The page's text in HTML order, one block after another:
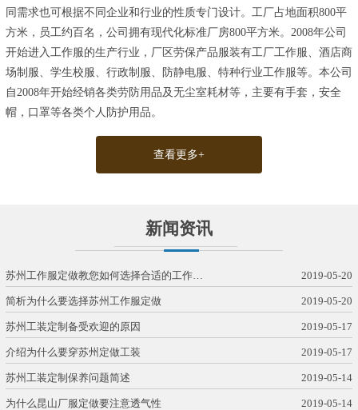
同需求也可根据不同企业和行业的性质专门设计。工厂占地面积800平
方米，员工约百名，公司拥有现代化标准厂房800平方米。2008年公司
开始进入工作服的生产行业，厂区劳保产品服装有工厂工作服、酒店商
场制服、学生校服、行政制服、防静电服、特种行业工作服等。本公司
自2008年开始经销各类劳防用品及无尘室耗材等，主要有手套，安全
帽，口罩等各类个人防护用品。
查看更多+
新闻资讯
苏州工作服定做教您如何选择合适的工作… 2019-05-20
简析为什么要选择苏州工作服定做 2019-05-20
苏州工装定制备受欢迎的原因 2019-05-17
介绍为什么要穿苏州定做工装 2019-05-17
苏州工装定制保养问题简述 2019-05-14
为什么昆山厂服定做要注意透气性 2019-05-14